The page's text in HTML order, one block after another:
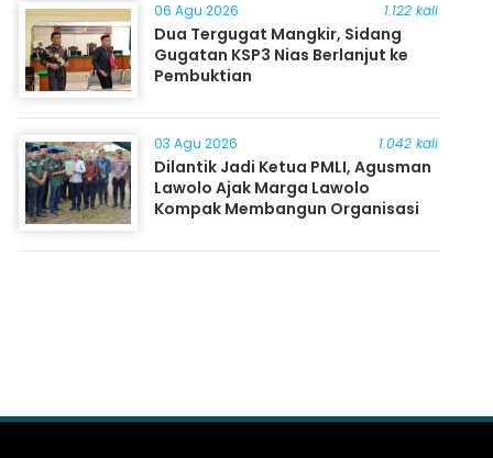
06 Agu 2026 1.122 kali
Dua Tergugat Mangkir, Sidang
Gugatan KSP3 Nias Berlanjut ke
Pembuktian
03 Agu 2026 1.042 kali
Dilantik Jadi Ketua PMLI, Agusman
Lawolo Ajak Marga Lawolo
Kompak Membangun Organisasi